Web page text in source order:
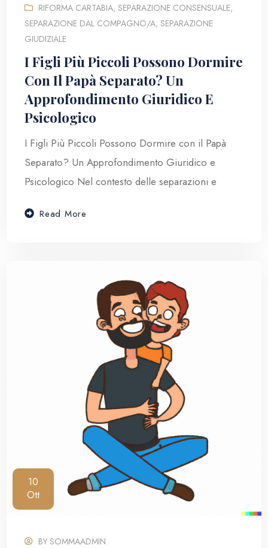
RIFORMA CARTABIA,SEPARAZIONE CONSENSUALE,
SEPARAZIONE DAL COMPAGNO/A,SEPARAZIONE
GIUDIZIALE
I Figli Più Piccoli Possono Dormire
Con Il Papà Separato? Un
Approfondimento Giuridico E
Psicologico
I Figli Più Piccoli Possono Dormire con il Papà
Separato? Un Approfondimento Giuridico e
Psicologico Nel contesto delle separazioni e
Read More
10
Ott
BYSOMMAADMIN